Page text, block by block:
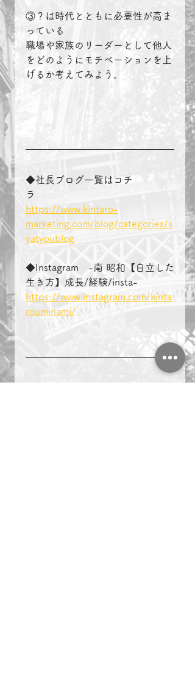
③？は時代とともに必要性が高ま
っている
職場や家族のリーダーとして他人
をどのようにモチベーションを上
げるか考えてみよう。
◆社長ブログ一覧はコチ
ラ
https://www.kintaro-
marketing.com/blog/categories/s
yatyoublog
◆Instagram　-南 昭和【自立した
生き方】成長/経験/insta-
https://www.instagram.com/kinta
rouminami/